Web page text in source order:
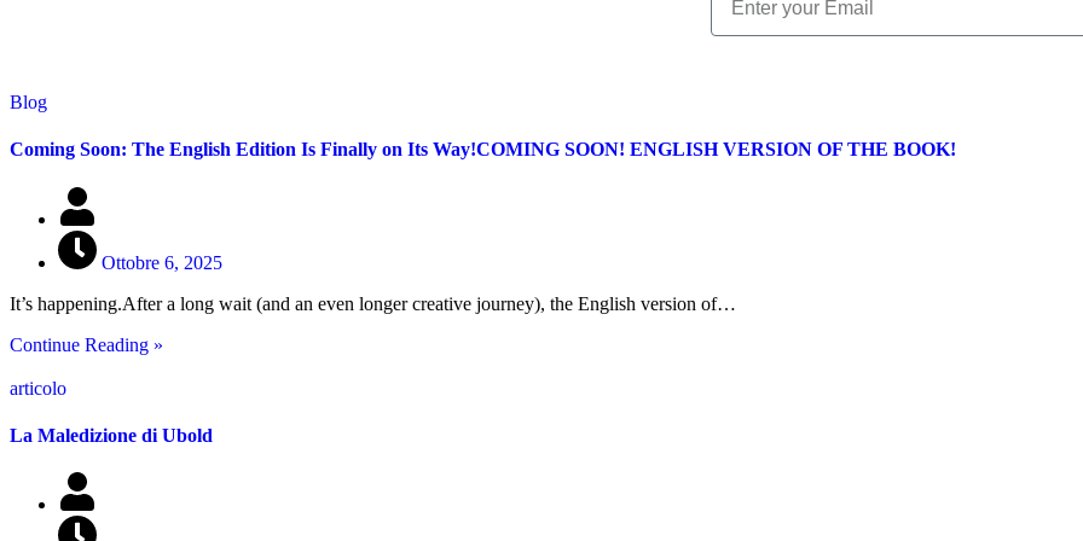
Blog
Coming Soon: The English Edition Is Finally on Its Way!COMING SOON! ENGLISH VERSION OF THE BOOK!
Ottobre 6, 2025
It’s happening.After a long wait (and an even longer creative journey), the English version of…
Continue Reading »
articolo
La Maledizione di Ubold